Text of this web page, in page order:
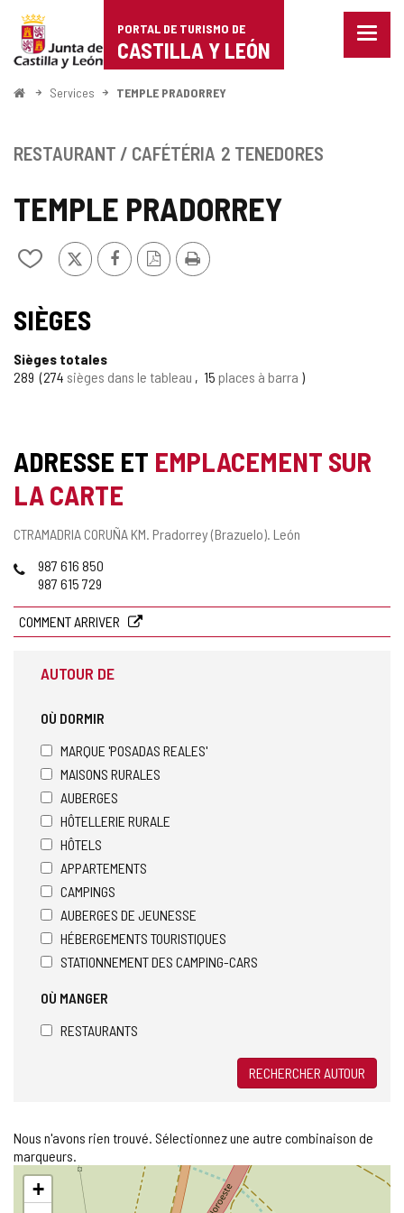
Portal
de
Turismo
Castilla
León
PORTAL DE TURISMO DE
CASTILLA Y LEÓN
Menu
<
Services TEMPLE PRADORREY
TEMPLE PRADORREY
Ajouter/retirer
de
cahiers
X FacebookVersion
PDF
Imprimer
RESTAURANT / CAFÉTÉRIA 2 TENEDORES
SIÈGES
Sièges totales
289 274 sièges dans le tableau 15 places à barra
ADRESSE ET EMPLACEMENT SUR
LA CARTE
Adresse
CTRAMADRIA CORUÑA KM. Pradorrey (Brazuelo). León
Téléphones
987 616 850
987 615 729
COMMENT ARRIVER
AUTOUR DE
OÙ DORMIR
MARQUE 'POSADAS REALES'
MAISONS RURALES
AUBERGES
HÔTELLERIE RURALE
HÔTELS
APPARTEMENTS
CAMPINGS
AUBERGES DE JEUNESSE
HÉBERGEMENTS TOURISTIQUES
STATIONNEMENT DES CAMPING-CARS
OÙ MANGER
RESTAURANTS
RECHERCHER AUTOUR
Nous n'avons rien trouvé. Sélectionnez une autre combinaison de
marqueurs.
Sauter
carte
+